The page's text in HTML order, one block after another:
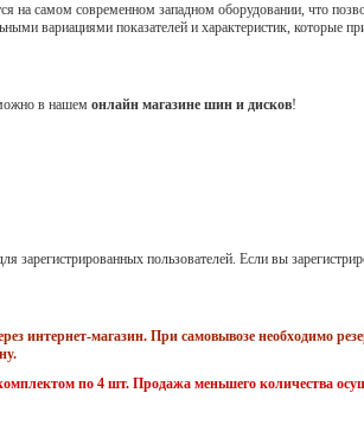
на самом современном западном оборудовании, что
вариациями показателей и характеристик, которые
в нашем онлайн магазине шин и дисков!
зарегистрированных пользователей. Если вы
интернет-магазин. При самовывозе необходимо
по 4 шт. Продажа меньшего количества